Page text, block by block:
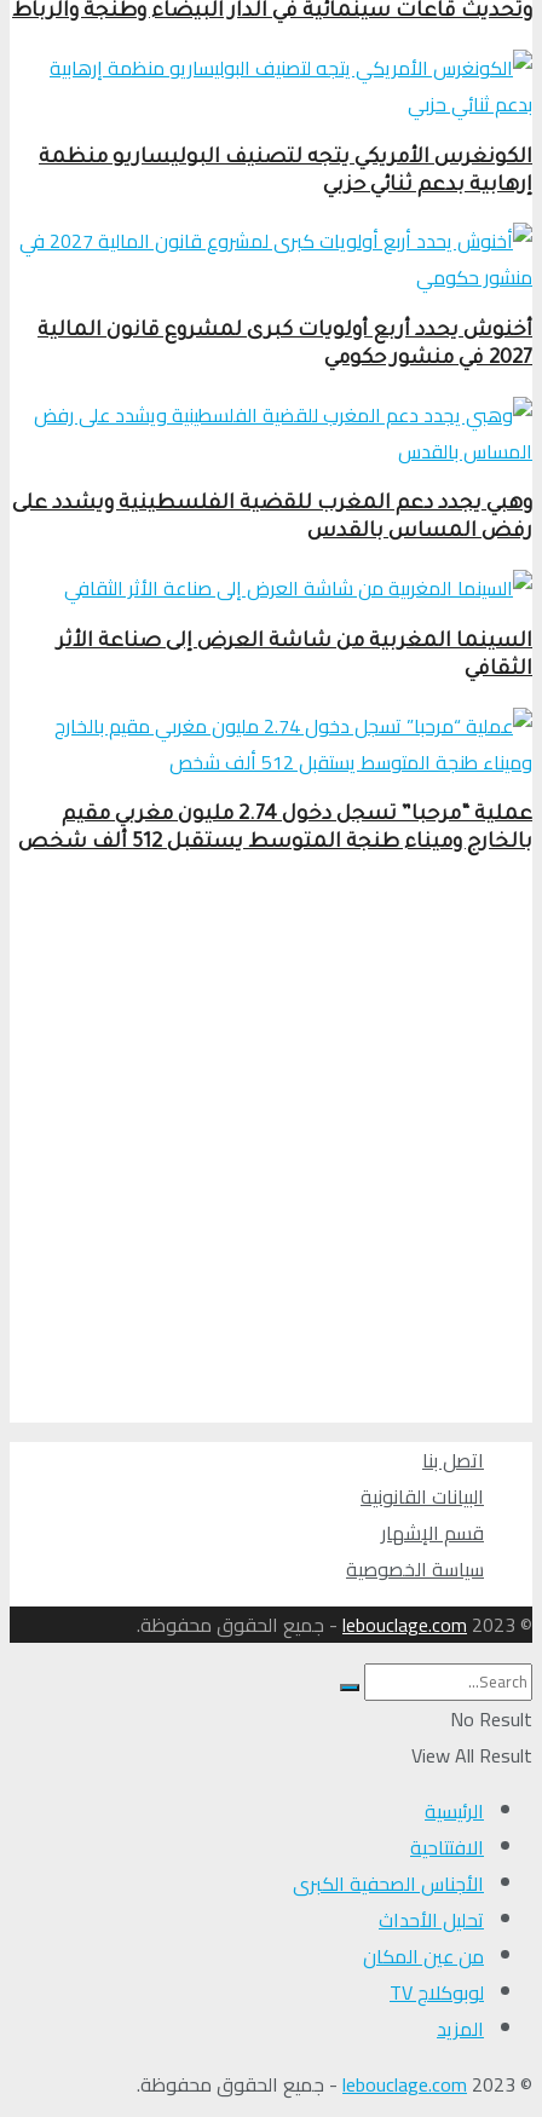
وتحديث قاعات سينمائية في الدار البيضاء وطنجة والرباط
الكونغرس الأمريكي يتجه لتصنيف البوليساريو منظمة
إرهابية بدعم ثنائي حزبي
أخنوش يحدد أربع أولويات كبرى لمشروع قانون المالية
2027 في منشور حكومي
وهبي يجدد دعم المغرب للقضية الفلسطينية ويشدد على
رفض المساس بالقدس
السينما المغربية من شاشة العرض إلى صناعة الأثر
الثقافي
عملية “مرحبا” تسجل دخول 2.74 مليون مغربي مقيم
بالخارج وميناء طنجة المتوسط يستقبل 512 ألف شخص
اتصل بنا
البيانات القانونية
قسم الإشهار
سياسة الخصوصية
© 2023
lebouclage.com- جميع الحقوق محفوظة.
No Result
View All Result
الرئيسية
الافتتاحية
الأجناس الصحفية الكبرى
تحلیل الأحداث
من عين المكان
لوبوكلاج TV
المزيد
© 2023
lebouclage.com- جميع الحقوق محفوظة.